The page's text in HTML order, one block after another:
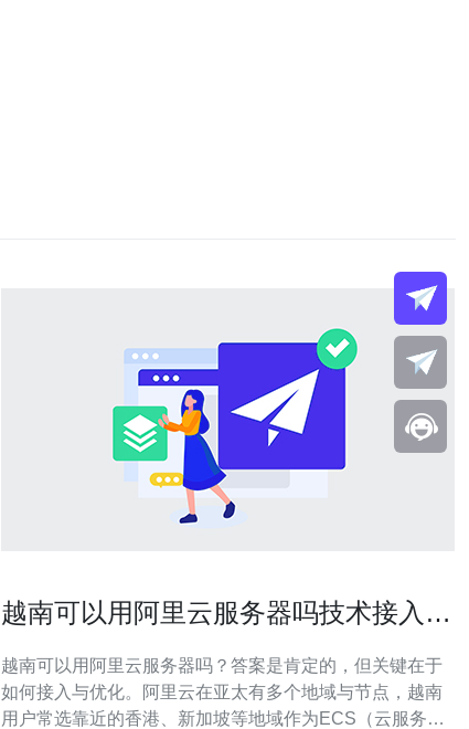
越南可以用阿里云服务器吗技术接入与
越南可以用阿里云服务器吗？答案是肯定的，但关键在于
如何接入与优化。阿里云在亚太有多个地域与节点，越南
用户常选靠近的香港、新加坡等地域作为ECS（云服务